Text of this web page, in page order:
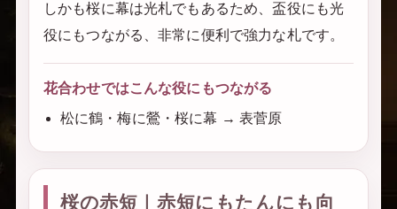
しかも桜に幕は光札でもあるため、盃役にも光
役にもつながる、非常に便利で強力な札です。
花合わせではこんな役にもつながる
松に鶴・梅に鶯・桜に幕 → 表菅原
桜の赤短｜赤短にもたんにも向